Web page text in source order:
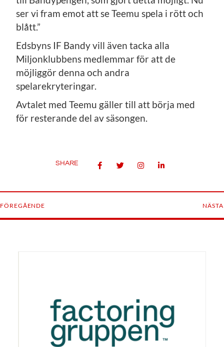
ser vi fram emot att se Teemu spela i rött och
blått.”
Edsbyns IF Bandy vill även tacka alla
Miljonklubbens medlemmar för att de
möjliggör denna och andra
spelarekryteringar.
Avtalet med Teemu gäller till att börja med
för resterande del av säsongen.
SHARE
FÖREGÅENDE NÄSTA